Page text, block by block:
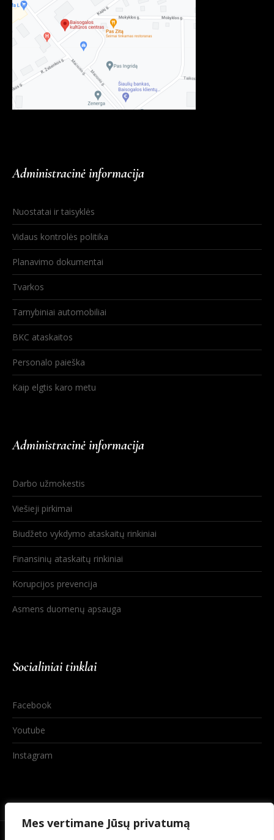
Mes vertimane Jūsų privatumą
Administracinė informacija
Nuostatai ir taisyklės
Vidaus kontrolės politika
Planavimo dokumentai
Tvarkos
Tarnybiniai automobiliai
BKC ataskaitos
Personalo paieška
Kaip elgtis karo metu
Administracinė informacija
Darbo užmokestis
Viešieji pirkimai
Biudžeto vykdymo ataskaitų rinkiniai
Finansinių ataskaitų rinkiniai
Korupcijos prevencija
Asmens duomenų apsauga
Socialiniai tinklai
Facebook
Youtube
Instagram